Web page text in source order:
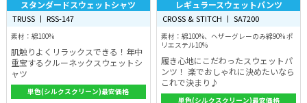
スタンダードスウェットシャツ
TRUSS 丨 RSS-147
素材：綿100%
肌触りよくリラックスできる！年中
重宝するクルーネックスウェットシ
ャツ
単色(シルクスクリーン)最安価格
レギュラースウェットパンツ
CROSS & STITCH 丨 SA7200
素材：綿100%、ヘザーグレーのみ綿90% ポ
リエステル10%
履き心地にこだわったスウェットパ
ンツ！ 楽でおしゃれに決めたいなら
これで決まり♪
単色(シルクスクリーン)最安価格